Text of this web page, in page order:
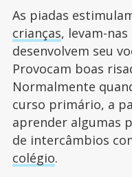
As piadas
crianças, levam-
desenvolvem seu
Provocam boas
Normalmente
curso primário, a
aprender algumas
de intercâmbios
colégio.